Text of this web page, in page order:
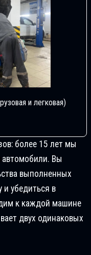
и легковая)
более 15 лет мы
автомобили. Вы
выполненных
и убедиться в
к каждой машине
двух одинаковых